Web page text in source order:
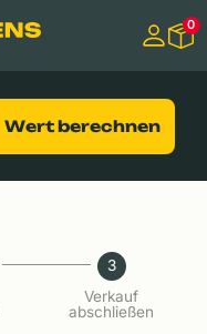
0
Wert berechnen
3
Verkauf
abschließen